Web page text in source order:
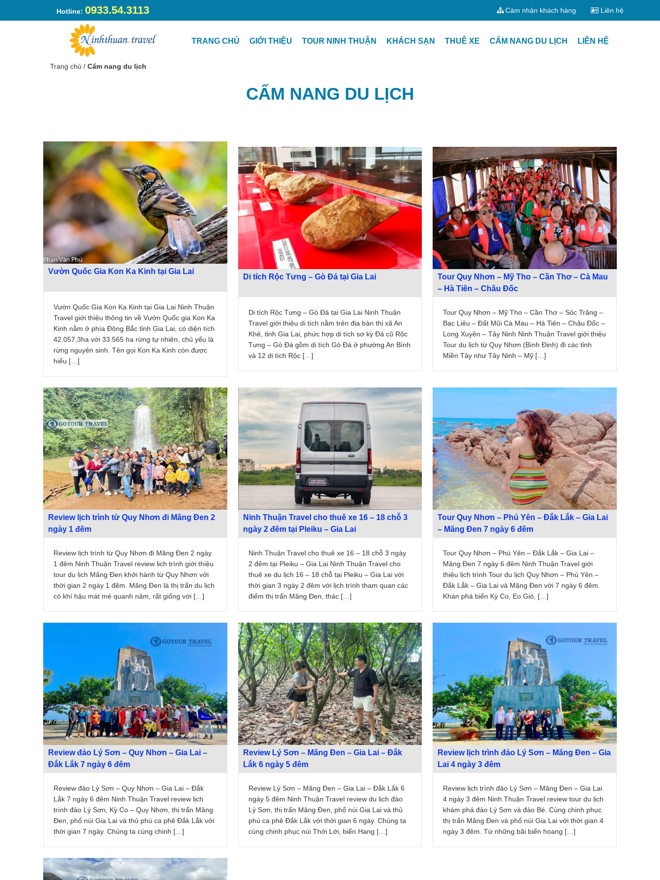
Hotline: 0933.54.3113 Cảm nhận khách hàng Liên hệ
TRANG CHỦ GIỚI THIỆU TOUR NINH THUẬN KHÁCH SẠN THUÊ XE CẨM NANG DU LỊCH LIÊN HỆ
Trang chủ / Cẩm nang du lịch
CẨM NANG DU LỊCH
Vườn Quốc Gia Kon Ka Kinh tại Gia Lai
Vườn Quốc Gia Kon Ka Kinh tại Gia Lai Ninh Thuận
Travel giới thiệu thông tin về Vườn Quốc gia Kon Ka
Kinh nằm ở phía Đông Bắc tỉnh Gia Lai, có diện tích
42.057,3ha với 33.565 ha rừng tự nhiên, chủ yếu là
rừng nguyên sinh. Tên gọi Kon Ka Kinh còn được
hiểu […]
Di tích Rộc Tưng – Gò Đá tại Gia Lai
Di tích Rộc Tưng – Gò Đá tại Gia Lai Ninh Thuận
Travel giới thiệu di tích nằm trên địa bàn thị xã An
Khê, tỉnh Gia Lai, phức hợp di tích sơ kỳ Đá cũ Rộc
Tưng – Gò Đá gồm di tích Gò Đá ở phường An Bình
và 12 di tích Rộc […]
Tour Quy Nhơn – Mỹ Tho – Cần Thơ – Cà Mau
– Hà Tiên – Châu Đốc
Tour Quy Nhơn – Mỹ Tho – Cần Thơ – Sóc Trăng –
Bạc Liêu – Đất Mũi Cà Mau – Hà Tiên – Châu Đốc –
Long Xuyên – Tây Ninh Ninh Thuận Travel giới thiệu
Tour du lịch từ Quy Nhơn (Bình Định) đi các tỉnh
Miền Tây như Tây Ninh – Mỹ […]
Review lịch trình từ Quy Nhơn đi Măng Đen 2
ngày 1 đêm
Review lịch trình từ Quy Nhơn đi Măng Đen 2 ngày
1 đêm Ninh Thuận Travel review lich trình giới thiệu
tour du lịch Măng Đen khởi hành từ Quy Nhơn với
thời gian 2 ngày 1 đêm. Măng Đen là thị trấn du lịch
có khí hậu mát mẻ quanh năm, rất giống với […]
Ninh Thuận Travel cho thuê xe 16 – 18 chỗ 3
ngày 2 đêm tại Pleiku – Gia Lai
Ninh Thuận Travel cho thuê xe 16 – 18 chỗ 3 ngày
2 đêm tại Pleiku – Gia Lai Ninh Thuận Travel cho
thuê xe du lịch 16 – 18 chỗ tại Pleiku – Gia Lai với
thời gian 3 ngày 2 đêm với lịch trình tham quan các
điểm thị trấn Măng Đen, thác […]
Tour Quy Nhơn – Phú Yên – Đắk Lắk – Gia Lai
– Măng Đen 7 ngày 6 đêm
Tour Quy Nhơn – Phú Yên – Đắk Lắk – Gia Lai –
Măng Đen 7 ngày 6 đêm Ninh Thuận Travel giới
thiệu lịch trình Tour du lịch Quy Nhơn – Phú Yên –
Đắk Lắk – Gia Lai và Măng Đen với 7 ngày 6 đêm.
Khán phá biển Kỳ Co, Eo Gió, […]
Review đảo Lý Sơn – Quy Nhơn – Gia Lai –
Đắk Lắk 7 ngày 6 đêm
Review đảo Lý Sơn – Quy Nhơn – Gia Lai – Đắk
Lắk 7 ngày 6 đêm Ninh Thuận Travel review lịch
trình đảo Lý Sơn, Kỳ Co – Quy Nhơn, thị trấn Măng
Đen, phố núi Gia Lai và thủ phú ca phê Đắk Lắk với
thời gian 7 ngày. Chúng ta cùng chinh […]
Review Lý Sơn – Măng Đen – Gia Lai – Đắk
Lắk 6 ngày 5 đêm
Review Lý Sơn – Măng Đen – Gia Lai – Đắk Lắk 6
ngày 5 đêm Ninh Thuận Travel review du lịch đảo
Lý Sơn, thị trấn Măng Đen, phố núi Gia Lai và thủ
phú ca phê Đắk Lắk với thời gian 6 ngày. Chúng ta
cùng chinh phục núi Thới Lới, biển Hang […]
Review lịch trình đảo Lý Sơn – Măng Đen – Gia
Lai 4 ngày 3 đêm
Review lịch trình đảo Lý Sơn – Măng Đen – Gia Lai
4 ngày 3 đêm Ninh Thuận Travel review tour du lịch
khám phá đảo Lý Sơn và đảo Bé. Cùng chinh phục
thị trấn Măng Đen và phố núi Gia Lai với thời gian 4
ngày 3 đêm. Từ những bãi biển hoang […]